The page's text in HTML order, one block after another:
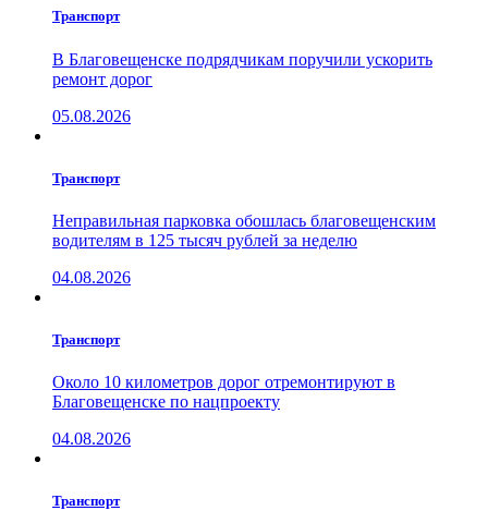
Транспорт
В Благовещенске подрядчикам поручили ускорить
ремонт дорог
05.08.2026
Транспорт
Неправильная парковка обошлась благовещенским
водителям в 125 тысяч рублей за неделю
04.08.2026
Транспорт
Около 10 километров дорог отремонтируют в
Благовещенске по нацпроекту
04.08.2026
Транспорт